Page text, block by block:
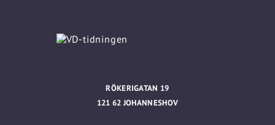
RÖKERIGATAN 19
121 62 JOHANNESHOV